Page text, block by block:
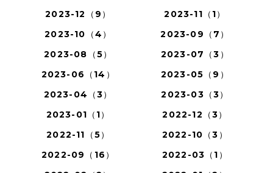
2023-12（9）
2023-11（1）
2023-10（4）
2023-09（7）
2023-08（5）
2023-07（3）
2023-06（14）
2023-05（9）
2023-04（3）
2023-03（3）
2023-01（1）
2022-12（3）
2022-11（5）
2022-10（3）
2022-09（16）
2022-03（1）